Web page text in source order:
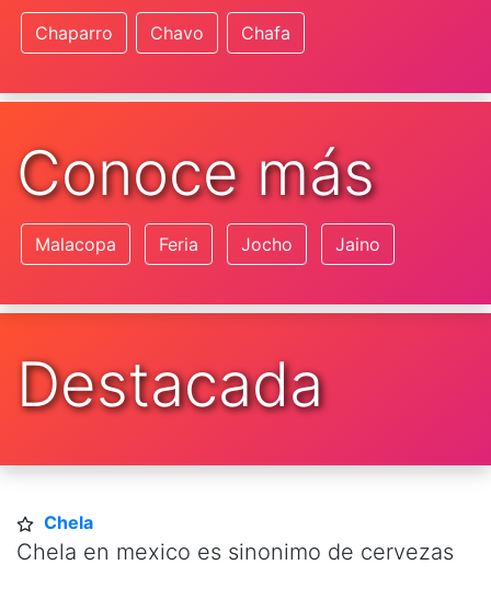
Chaparro Chavo Chafa
Conoce más
Malacopa Feria Jocho Jaino
Destacada
Chela
Chela en mexico es sinonimo de cervezas